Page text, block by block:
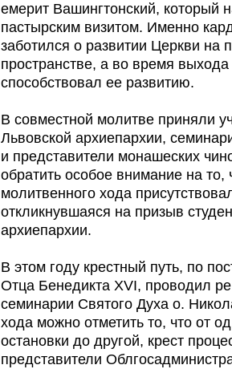
емерит Вашингтонский, который
пастырским визитом. Именно
заботился о развитии Церкви на
пространстве, а во время
способствовал ее развитию.
В совместной молитве приняли
Львовской архиепархии,
и представители монашеских
обратить особое внимание на
молитвенного хода
откликнувшаяся на призыв
архиепархии.
В этом году крестный путь, по
Отца Бенедикта XVI, проводил
семинарии Святого Духа о.
хода можно отметить то, что от
остановки до другой, крест
представители